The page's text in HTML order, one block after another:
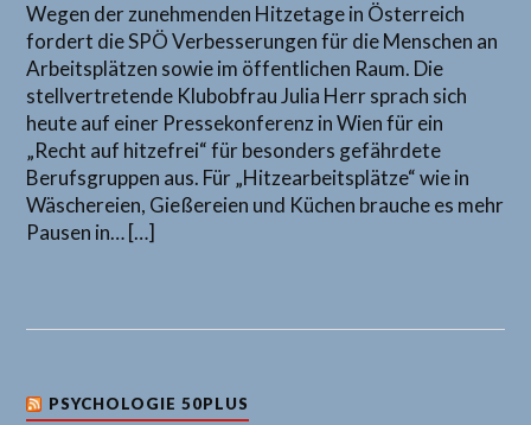
Wegen der zunehmenden Hitzetage in Österreich
fordert die SPÖ Verbesserungen für die Menschen an
Arbeitsplätzen sowie im öffentlichen Raum. Die
stellvertretende Klubobfrau Julia Herr sprach sich
heute auf einer Pressekonferenz in Wien für ein
„Recht auf hitzefrei“ für besonders gefährdete
Berufsgruppen aus. Für „Hitzearbeitsplätze“ wie in
Wäschereien, Gießereien und Küchen brauche es mehr
Pausen in… […]
PSYCHOLOGIE 50PLUS